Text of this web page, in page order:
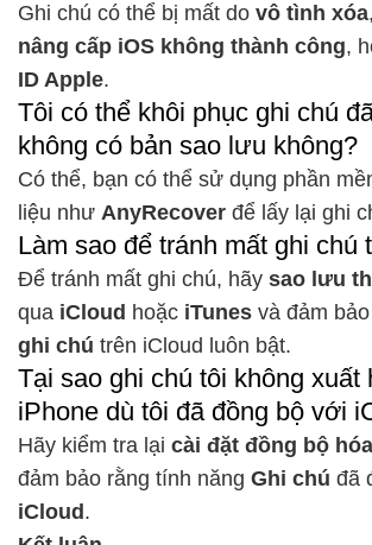
Ghi chú có thể bị mất do vô tình xóa,
nâng cấp iOS không thành công,
ID Apple.
Tôi có thể khôi phục ghi chú
không có bản sao lưu không?
Có thể, bạn có thể sử dụng phần
liệu như AnyRecover để lấy lại ghi
Làm sao để tránh mất ghi chú
Để tránh mất ghi chú, hãy sao lưu
qua iCloud hoặc iTunes và đảm bảo
ghi chú trên iCloud luôn bật.
Tại sao ghi chú tôi không xuất
iPhone dù tôi đã đồng bộ với
Hãy kiểm tra lại cài đặt đồng bộ
đảm bảo rằng tính năng Ghi chú đã
iCloud .